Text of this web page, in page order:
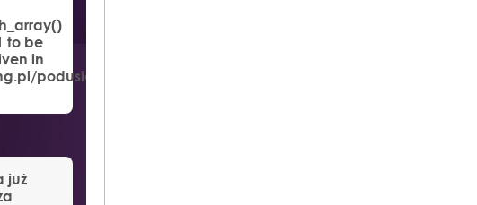
to be
in
podusia/podusia.pl/public_html/layout/pinkPodusia/
już